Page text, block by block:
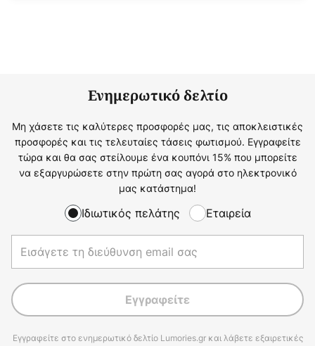
Ενημερωτικό δελτίο
Μη χάσετε τις καλύτερες προσφορές μας, τις αποκλειστικές
προσφορές και τις τελευταίες τάσεις φωτισμού. Εγγραφείτε
τώρα και θα σας στείλουμε ένα κουπόνι 15% που μπορείτε
να εξαργυρώσετε στην πρώτη σας αγορά στο ηλεκτρονικό
μας κατάστημα!
Ιδιωτικός πελάτης Εταιρεία
Εγγραφείτε
Εγγραφείτε στο ενημερωτικό δελτίο Lumories.gr και λάβετε εξαιρετικές